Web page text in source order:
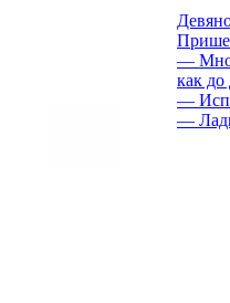
—
как до
—
—